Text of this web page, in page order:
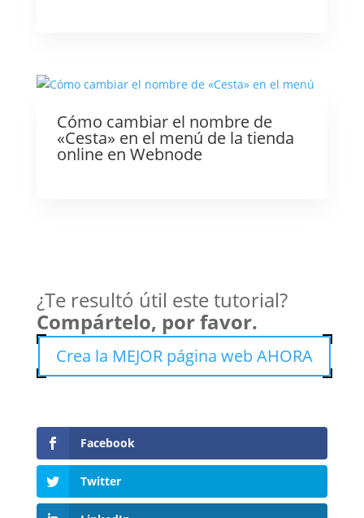
Cómo cambiar el nombre de
«Cesta» en el menú de la tienda
online en Webnode
¿Te resultó útil este tutorial?
Compártelo, por favor.
Crea la MEJOR página web AHORA
Facebook
Twitter